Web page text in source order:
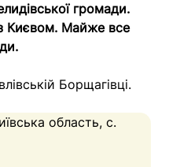
громади.
Києвом. Майже все
Борщагівці.
область, с.